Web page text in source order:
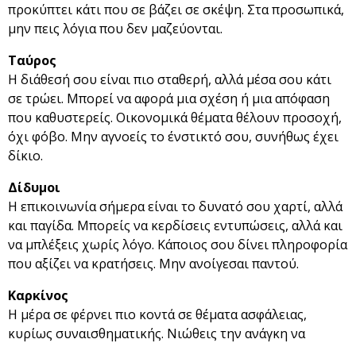
προκύπτει κάτι που σε βάζει σε σκέψη. Στα προσωπικά,
μην πεις λόγια που δεν μαζεύονται.
Ταύρος
Η διάθεσή σου είναι πιο σταθερή, αλλά μέσα σου κάτι
σε τρώει. Μπορεί να αφορά μια σχέση ή μια απόφαση
που καθυστερείς. Οικονομικά θέματα θέλουν προσοχή,
όχι φόβο. Μην αγνοείς το ένστικτό σου, συνήθως έχει
δίκιο.
Δίδυμοι
Η επικοινωνία σήμερα είναι το δυνατό σου χαρτί, αλλά
και παγίδα. Μπορείς να κερδίσεις εντυπώσεις, αλλά και
να μπλέξεις χωρίς λόγο. Κάποιος σου δίνει πληροφορία
που αξίζει να κρατήσεις. Μην ανοίγεσαι παντού.
Καρκίνος
Η μέρα σε φέρνει πιο κοντά σε θέματα ασφάλειας,
κυρίως συναισθηματικής. Νιώθεις την ανάγκη να